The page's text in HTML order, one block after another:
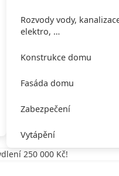
Rozvody vody,
elektro, …
Konstrukce domu
Fasáda domu
Zabezpečení
Vytápění
250 000 Kč!